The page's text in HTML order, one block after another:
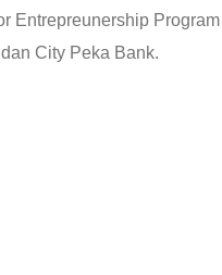
City Peka Bank.